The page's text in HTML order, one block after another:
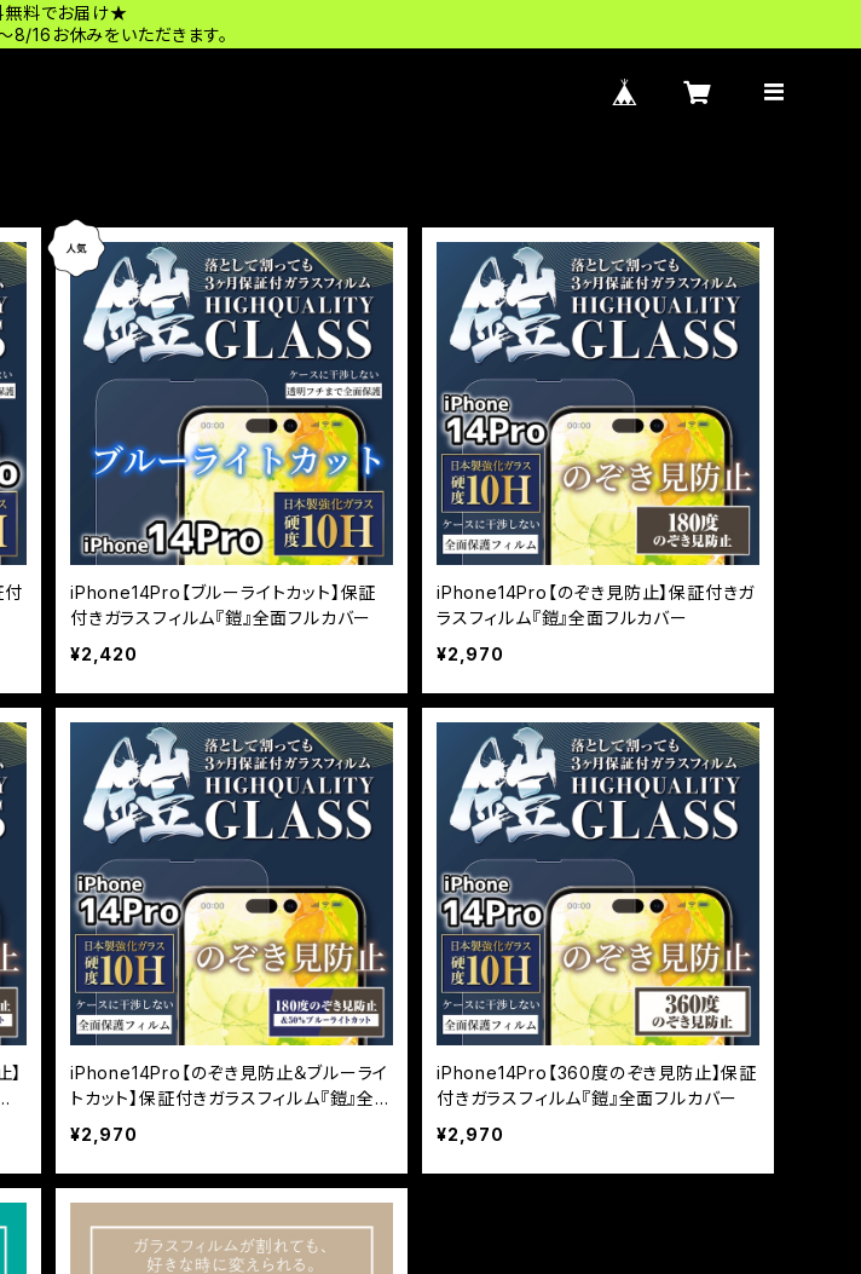
無料でお届け★
8/16お休みをいただきます。
付
iPhone14Pro【ブルーライトカット】保証
付きガラスフィルム『鎧』全面フルカバー
¥2,420
iPhone14Pro【のぞき見防止】保証付きガ
ラスフィルム『鎧』全面フルカバー
¥2,970
iPhone14Pro【のぞき見防止＆ブルーライ
トカット】保証付きガラスフィルム『鎧』全面
フルカバー
¥2,970
iPhone14Pro【360度のぞき見防止】保証
付きガラスフィルム『鎧』全面フルカバー
¥2,970